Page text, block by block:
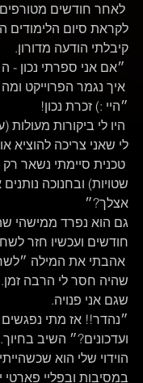
לאחר חודשים מטורפים
לקראת סיום הלימודים
קיבלתי הודעה מדורון.
״היי :) זכרת נכון!
היו לי ביקורות
לי שאני צריכה להוציא
טכנית סיימתי נשאר רק
שטויות) ובחנוכה
אצלך?״
גם הוא נפרד ממישהי
חודשים ועכשיו חזר
אהבתי את המילה
שהיה חסר לי הרבה זמן.
שגם אני פנויה.
״נהדר!! אז מתי
ועדכונים?״ השיב בחיוך.
הוידוי שלי הוא
במסיבות ובפליי פארטי